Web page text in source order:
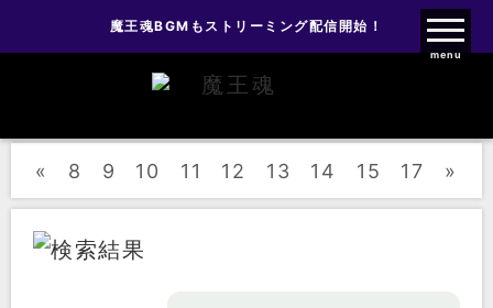
魔王魂ファンクラブ
魔王魂BGMもストリーミング配信開始！
menu
« 8 9 10 11 12 13 14 15 17 »